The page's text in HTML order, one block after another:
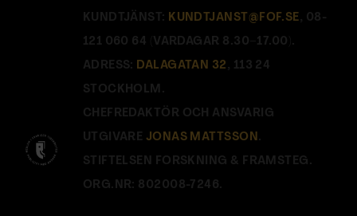
KUNDTJÄNST: KUNDTJANST@FOF.SE , 08-
121 060 64 (VARDAGAR 8.30–17.00).
ADRESS: DALAGATAN 32 , 113 24
STOCKHOLM.
CHEFREDAKTÖR OCH ANSVARIG
UTGIVARE JONAS MATTSSON.
STIFTELSEN FORSKNING & FRAMSTEG.
ORG.NR: 802008-7246.